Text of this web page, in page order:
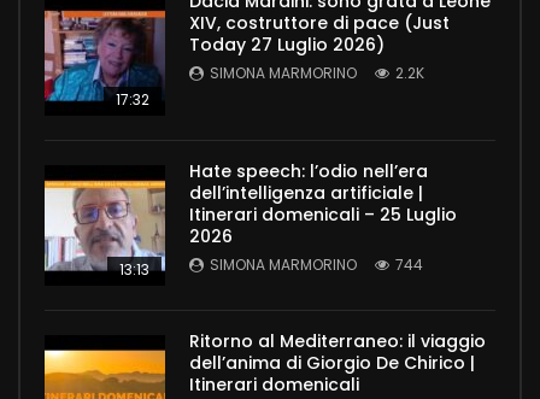
17:32
XIV, costruttore di pace (Just
Today 27 Luglio 2026)
SIMONA MARMORINO 2.2K
13:13
Hate speech: l’odio nell’era
dell’intelligenza artificiale |
Itinerari domenicali – 25 Luglio
2026
SIMONA MARMORINO 744
Ritorno al Mediterraneo: il viaggio
dell’anima di Giorgio De Chirico |
Itinerari domenicali